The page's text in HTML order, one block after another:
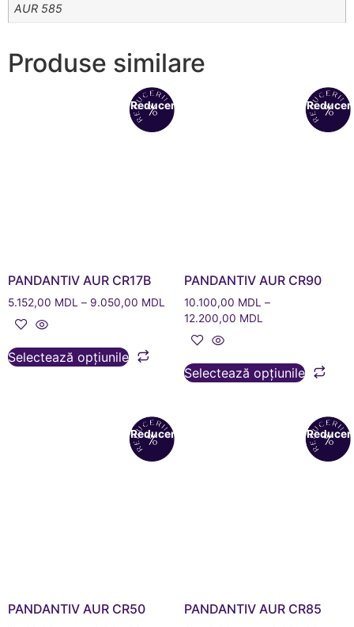
AUR 585
Produse similare
Reduceri!
PANDANTIV AUR CR17B
5.152,00 MDL – 9.050,00 MDL
Selectează opțiunile
PANDANTIV AUR CR90
10.100,00 MDL –
12.200,00 MDL
Selectează opțiunile
Reduceri!
PANDANTIV AUR CR50 PANDANTIV AUR CR85